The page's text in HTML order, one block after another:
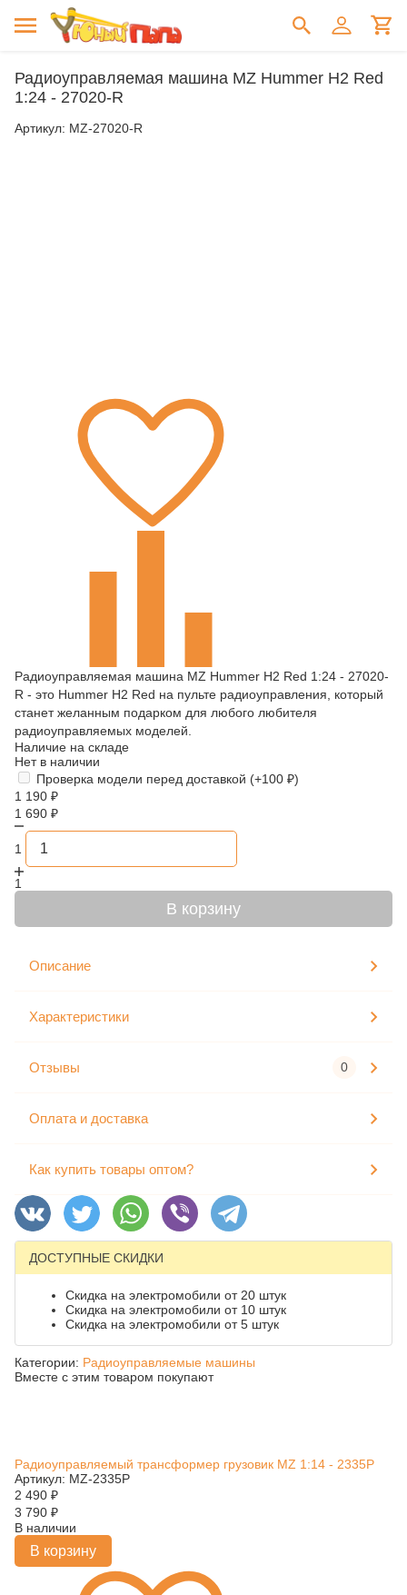
Радиоуправляемая машина MZ Hummer H2 Red
1:24 - 27020-R
Артикул: MZ-27020-R
Радиоуправляемая машина MZ Hummer H2 Red 1:24 - 27020-
R - это Hummer H2 Red на пульте радиоуправления, который
станет желанным подарком для любого любителя
радиоуправляемых моделей.
Наличие на складе
Нет в наличии
Проверка модели перед доставкой (+100 ₽)
1 190 ₽
1 690 ₽
1
1
В корзину
Описание
Характеристики
Отзывы 0
Оплата и доставка
Как купить товары оптом?
ДОСТУПНЫЕ СКИДКИ
Скидка на электромобили от 20 штук
Скидка на электромобили от 10 штук
Скидка на электромобили от 5 штук
Категории: Радиоуправляемые машины
Вместе с этим товаром покупают
Радиоуправляемый трансформер грузовик MZ 1:14 - 2335P
Артикул: MZ-2335P
2 490 ₽
3 790 ₽
В наличии
В корзину